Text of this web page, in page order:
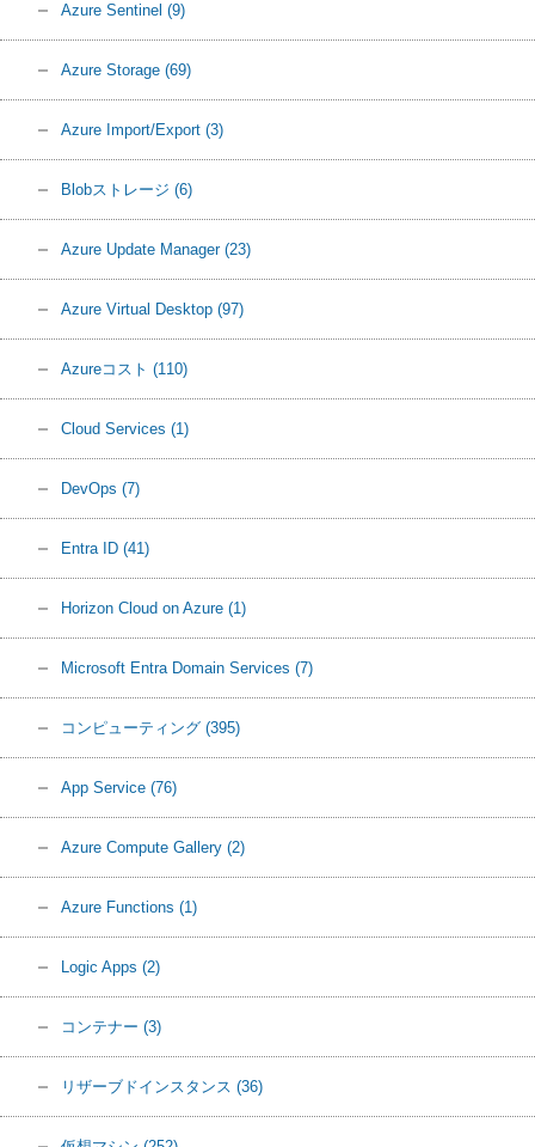
Azure Sentinel (9)
Azure Storage (69)
Azure Import/Export (3)
Blobストレージ (6)
Azure Update Manager (23)
Azure Virtual Desktop (97)
Azureコスト (110)
Cloud Services (1)
DevOps (7)
Entra ID (41)
Horizon Cloud on Azure (1)
Microsoft Entra Domain Services (7)
コンピューティング (395)
App Service (76)
Azure Compute Gallery (2)
Azure Functions (1)
Logic Apps (2)
コンテナー (3)
リザーブドインスタンス (36)